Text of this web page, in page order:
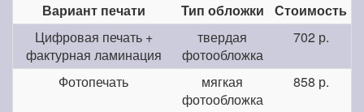
Вариант печати Тип обложки
Стоимость
Цифровая печать +
фактурная ламинация
твердая
фотообложка
702 р.
Фотопечать
мягкая
фотообложка
858 р.